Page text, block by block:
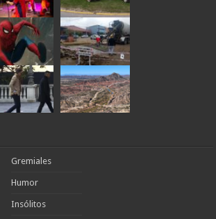
Gremiales
Humor
Insólitos